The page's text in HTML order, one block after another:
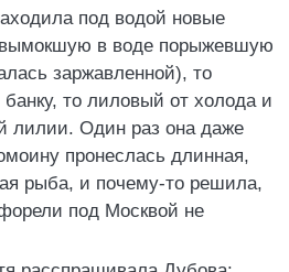
под водой новые
в воде порыжевшую
заржавленной), то
то лиловый от холода и
лилии. Один раз она даже
пронеслась длинная,
рыба, и почему-то решила,
под Москвой не